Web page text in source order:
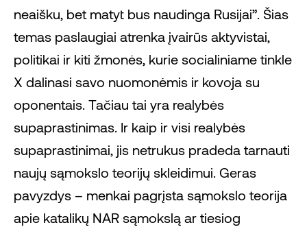
neaišku, bet matyt bus naudinga Rusijai”. Šias
temas paslaugiai atrenka įvairūs aktyvistai,
politikai ir kiti žmonės, kurie socialiniame tinkle
X dalinasi savo nuomonėmis ir kovoja su
oponentais. Tačiau tai yra realybės
supaprastinimas. Ir kaip ir visi realybės
supaprastinimai, jis netrukus pradeda tarnauti
naujų sąmokslo teorijų skleidimui. Geras
pavyzdys – menkai pagrįsta sąmokslo teorija
apie katalikų NAR sąmokslą ar tiesiog